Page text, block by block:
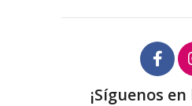
¡Síguenos